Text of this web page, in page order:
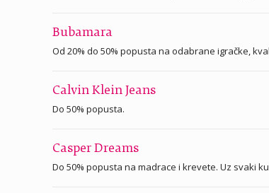
Bubamara
Od 20% do 50% popusta na odabrane igračke,
Calvin Klein Jeans
Do 50% popusta.
Casper Dreams
Do 50% popusta na madrace i krevete. Uz svaki